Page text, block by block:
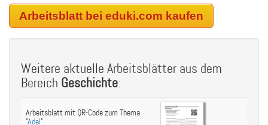
Arbeitsblatt bei eduki.com kaufen
Weitere aktuelle Arbeitsblätter aus dem
Bereich Geschichte:
Arbeitsblatt mit QR-Code zum Thema
"Adel"